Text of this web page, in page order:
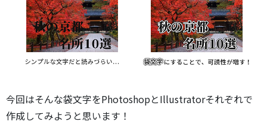
今回はそんな袋文字をPhotoshopとIllustratorそれぞれで
作成してみようと思います！